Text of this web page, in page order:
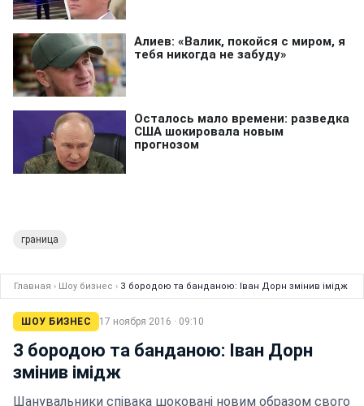
граница
Главная › Шоу бизнес › З бородою та банданою: Іван Дорн змінив імідж
ШОУ БИЗНЕС 17 ноября 2016 · 09:10
З бородою та банданою: Іван Дорн
змінив імідж
Шанувальники співака шоковані новим образом свого